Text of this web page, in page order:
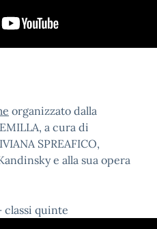
organizzato dalla
a cura di
SPREAFICO,
e alla sua opera
classi quinte